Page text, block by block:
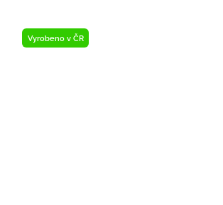
Vyrobeno v ČR